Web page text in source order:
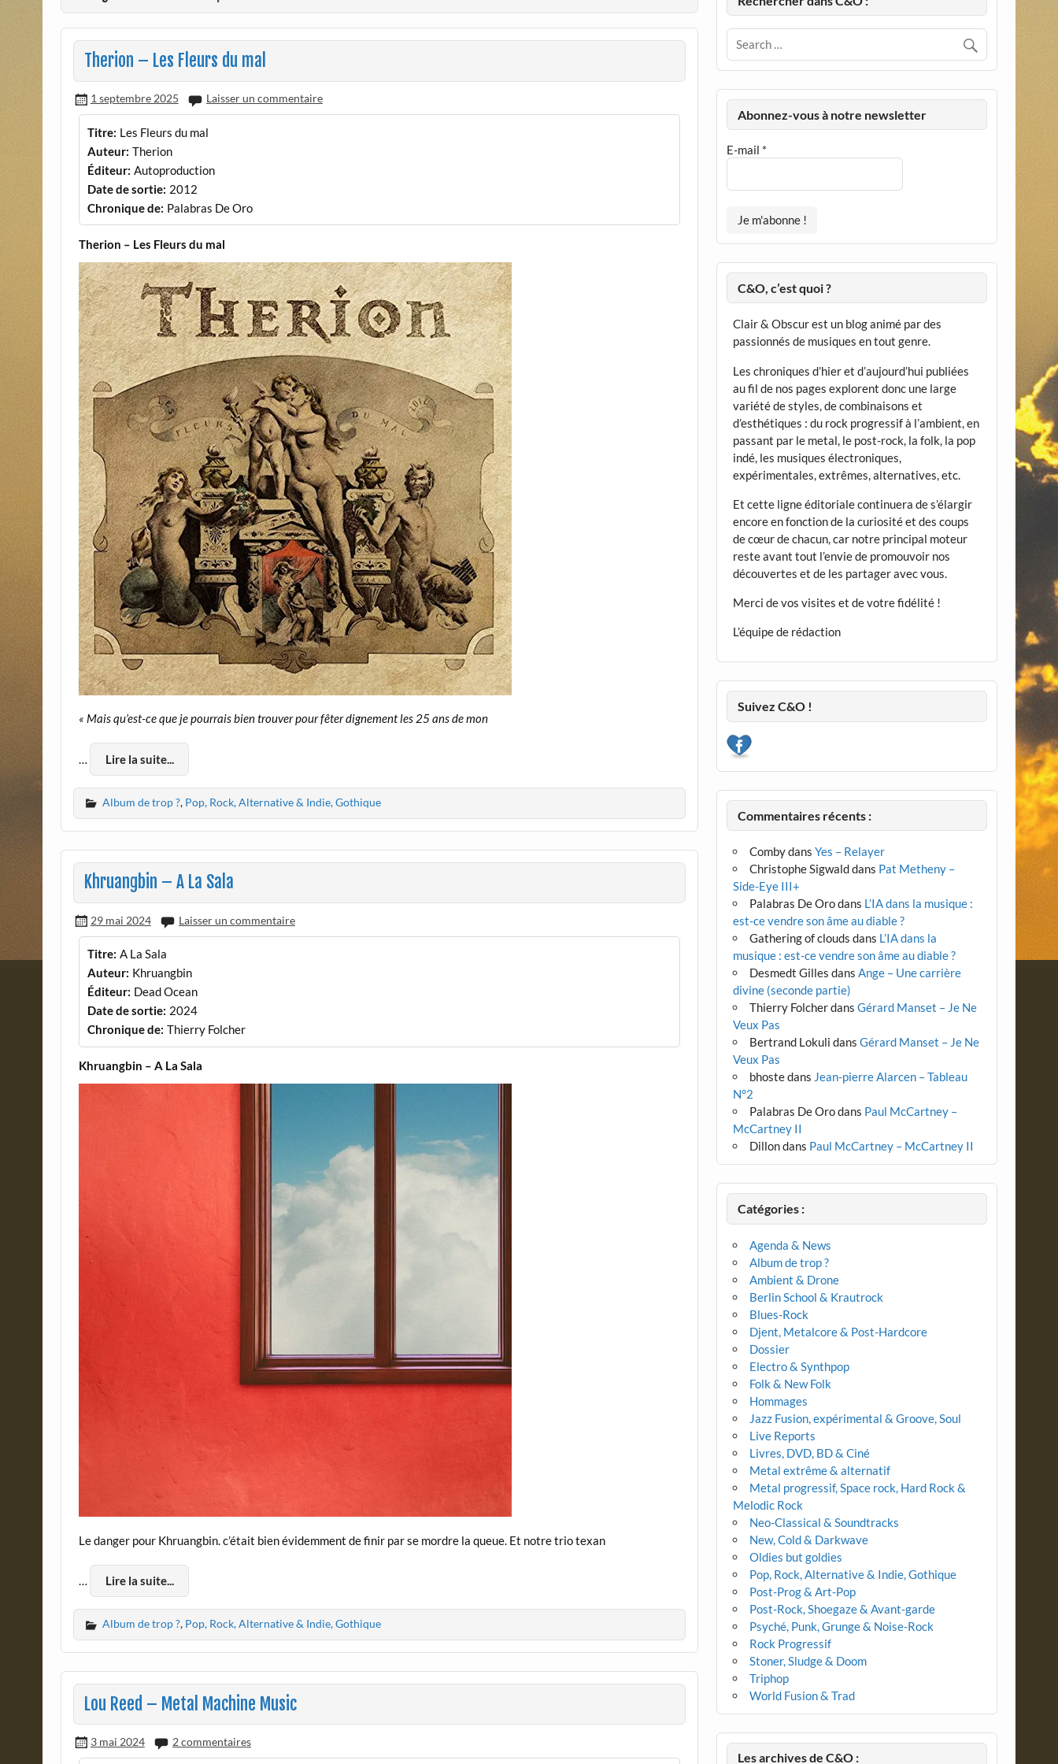
Therion – Les Fleurs du mal
1 septembre 2025 Laisser un commentaire
Titre: Les Fleurs du mal
Auteur: Therion
Éditeur: Autoproduction
Date de sortie: 2012
Chronique de: Palabras De Oro
Therion – Les Fleurs du mal
« Mais qu’est-ce que je pourrais bien trouver pour fêter dignement les 25 ans de mon
… Lire la suite...
Album de trop ?, Pop, Rock, Alternative & Indie, Gothique
Khruangbin – A La Sala
29 mai 2024 Laisser un commentaire
Titre: A La Sala
Auteur: Khruangbin
Éditeur: Dead Ocean
Date de sortie: 2024
Chronique de: Thierry Folcher
Khruangbin – A La Sala
Le danger pour Khruangbin. c’était bien évidemment de finir par se mordre la queue. Et notre trio texan
… Lire la suite...
Album de trop ?, Pop, Rock, Alternative & Indie, Gothique
Lou Reed – Metal Machine Music
3 mai 2024 2 commentaires
Abonnez-vous à notre newsletter
E-mail *
C&O, c’est quoi ?
Clair & Obscur est un blog animé par des
passionnés de musiques en tout genre.
Les chroniques d’hier et d’aujourd’hui publiées
au fil de nos pages explorent donc une large
variété de styles, de combinaisons et
d’esthétiques : du rock progressif à l’ambient, en
passant par le metal, le post-rock, la folk, la pop
indé, les musiques électroniques,
expérimentales, extrêmes, alternatives, etc.
Et cette ligne éditoriale continuera de s’élargir
encore en fonction de la curiosité et des coups
de cœur de chacun, car notre principal moteur
reste avant tout l’envie de promouvoir nos
découvertes et de les partager avec vous.
Merci de vos visites et de votre fidélité !
L’équipe de rédaction
Suivez C&O !
Commentaires récents :
CombydansYes – Relayer
Christophe Sigwalddans Pat Metheny –
Side-Eye III+
Palabras De Orodans L’IA dans la musique :
est-ce vendre son âme au diable ?
Gathering of clouds dans L’IA dans la
musique : est-ce vendre son âme au diable ?
Desmedt Gilles dansAnge – Une carrière
divine (seconde partie)
Thierry FolcherdansGérard Manset – Je Ne
Veux Pas
Bertrand Lokuli dansGérard Manset – Je Ne
Veux Pas
bhostedans Jean-pierre Alarcen – Tableau
N°2
Palabras De Orodans Paul McCartney –
McCartney II
Dillondans Paul McCartney – McCartney II
Catégories :
Agenda & News
Album de trop ?
Ambient & Drone
Berlin School & Krautrock
Blues-Rock
Djent, Metalcore & Post-Hardcore
Dossier
Electro & Synthpop
Folk & New Folk
Hommages
Jazz Fusion, expérimental & Groove, Soul
Live Reports
Livres, DVD, BD & Ciné
Metal extrême & alternatif
Metal progressif, Space rock, Hard Rock &
Melodic Rock
Neo-Classical & Soundtracks
New, Cold & Darkwave
Oldies but goldies
Pop, Rock, Alternative & Indie, Gothique
Post-Prog & Art-Pop
Post-Rock, Shoegaze & Avant-garde
Psyché, Punk, Grunge & Noise-Rock
Rock Progressif
Stoner, Sludge & Doom
Triphop
World Fusion & Trad
Les archives de C&O :